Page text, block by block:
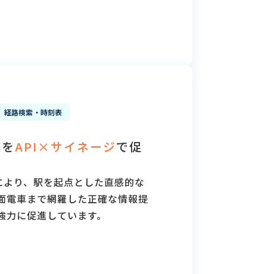
経路検索・時刻表
API×サイネージで促
り、駅を起点とした直感的な
電車まで網羅した正確な情報提
に促進しています。